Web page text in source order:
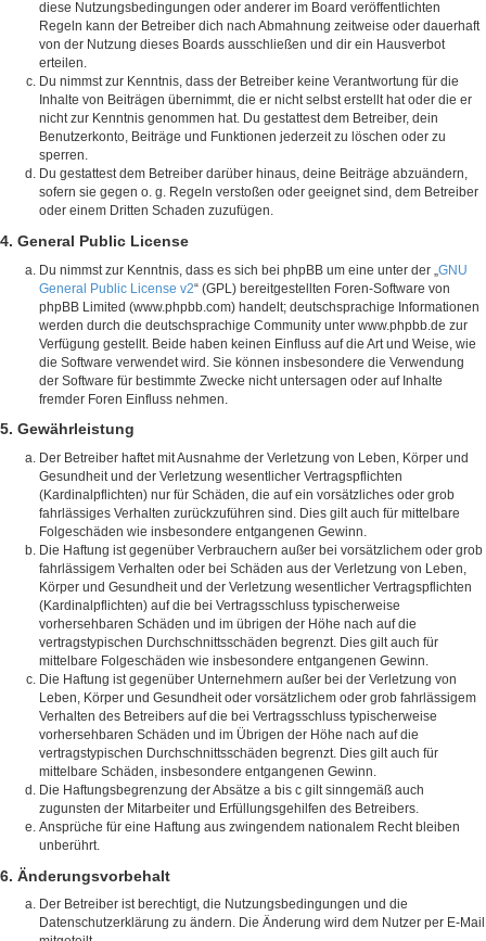
diese Nutzungsbedingungen oder anderer im Board veröffentlichten
Regeln kann der Betreiber dich nach Abmahnung zeitweise oder dauerhaft
von der Nutzung dieses Boards ausschließen und dir ein Hausverbot
erteilen.
Du nimmst zur Kenntnis, dass der Betreiber keine Verantwortung für die
Inhalte von Beiträgen übernimmt, die er nicht selbst erstellt hat oder die er
nicht zur Kenntnis genommen hat. Du gestattest dem Betreiber, dein
Benutzerkonto, Beiträge und Funktionen jederzeit zu löschen oder zu
sperren.
Du gestattest dem Betreiber darüber hinaus, deine Beiträge abzuändern,
sofern sie gegen o. g. Regeln verstoßen oder geeignet sind, dem Betreiber
oder einem Dritten Schaden zuzufügen.
4. General Public License
Du nimmst zur Kenntnis, dass es sich bei phpBB um eine unter der „ GNU
General Public License v2“ (GPL) bereitgestellten Foren-Software von
phpBB Limited (www.phpbb.com) handelt; deutschsprachige Informationen
werden durch die deutschsprachige Community unter www.phpbb.de zur
Verfügung gestellt. Beide haben keinen Einfluss auf die Art und Weise, wie
die Software verwendet wird. Sie können insbesondere die Verwendung
der Software für bestimmte Zwecke nicht untersagen oder auf Inhalte
fremder Foren Einfluss nehmen.
5. Gewährleistung
Der Betreiber haftet mit Ausnahme der Verletzung von Leben, Körper und
Gesundheit und der Verletzung wesentlicher Vertragspflichten
(Kardinalpflichten) nur für Schäden, die auf ein vorsätzliches oder grob
fahrlässiges Verhalten zurückzuführen sind. Dies gilt auch für mittelbare
Folgeschäden wie insbesondere entgangenen Gewinn.
Die Haftung ist gegenüber Verbrauchern außer bei vorsätzlichem oder grob
fahrlässigem Verhalten oder bei Schäden aus der Verletzung von Leben,
Körper und Gesundheit und der Verletzung wesentlicher Vertragspflichten
(Kardinalpflichten) auf die bei Vertragsschluss typischerweise
vorhersehbaren Schäden und im übrigen der Höhe nach auf die
vertragstypischen Durchschnittsschäden begrenzt. Dies gilt auch für
mittelbare Folgeschäden wie insbesondere entgangenen Gewinn.
Die Haftung ist gegenüber Unternehmern außer bei der Verletzung von
Leben, Körper und Gesundheit oder vorsätzlichem oder grob fahrlässigem
Verhalten des Betreibers auf die bei Vertragsschluss typischerweise
vorhersehbaren Schäden und im Übrigen der Höhe nach auf die
vertragstypischen Durchschnittsschäden begrenzt. Dies gilt auch für
mittelbare Schäden, insbesondere entgangenen Gewinn.
Die Haftungsbegrenzung der Absätze a bis c gilt sinngemäß auch
zugunsten der Mitarbeiter und Erfüllungsgehilfen des Betreibers.
Ansprüche für eine Haftung aus zwingendem nationalem Recht bleiben
unberührt.
6. Änderungsvorbehalt
Der Betreiber ist berechtigt, die Nutzungsbedingungen und die
Datenschutzerklärung zu ändern. Die Änderung wird dem Nutzer per E-Mail